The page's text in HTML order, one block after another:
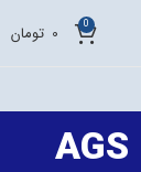
0
0 تومان